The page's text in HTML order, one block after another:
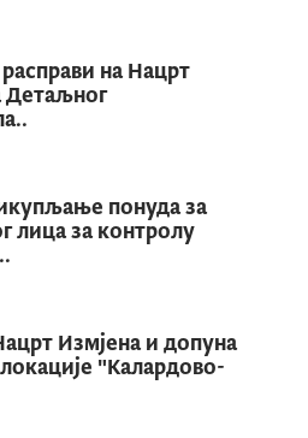
расправи на Нацрт
Детаљног
понуда за
лица за контролу
Измјена и допуна
"Калардово-